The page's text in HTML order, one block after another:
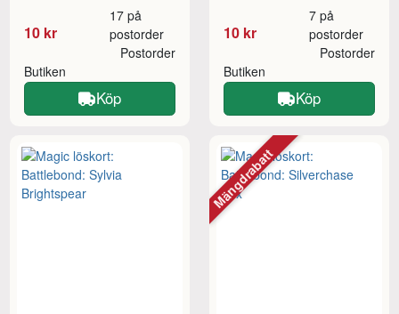
10 kr
17 på
postorder
Butiken
Postorder
Köp
10 kr
7 på
postorder
Butiken
Postorder
Köp
Mängdrabatt